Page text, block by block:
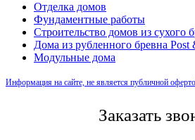
Отделка домов
Фундаментные работы
Строительство домов из сухого
Дома из рубленного бревна Post
Модульные дома
Информация на сайте, не является публичной
Заказать